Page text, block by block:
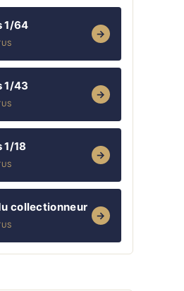
1/64
→
1/43
→
1/18
→
collectionneur
→